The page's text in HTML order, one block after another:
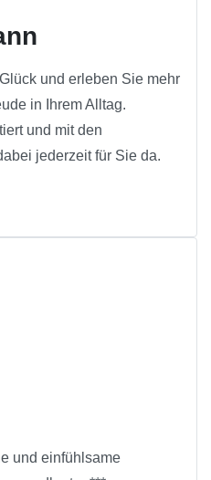
und erleben Sie mehr
in Ihrem Alltag.
und mit den
jederzeit für Sie da.
und einfühlsame